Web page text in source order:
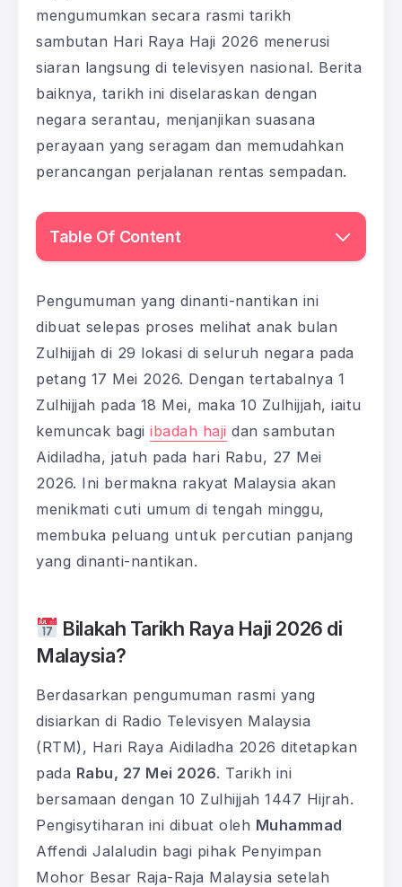
mengumumkan secara rasmi tarikh
sambutan Hari Raya Haji 2026 menerusi
siaran langsung di televisyen nasional. Berita
baiknya, tarikh ini diselaraskan dengan
negara serantau, menjanjikan suasana
perayaan yang seragam dan memudahkan
perancangan perjalanan rentas sempadan.
Table Of Content
Pengumuman yang dinanti-nantikan ini
dibuat selepas proses melihat anak bulan
Zulhijjah di 29 lokasi di seluruh negara pada
petang 17 Mei 2026. Dengan tertabalnya 1
Zulhijjah pada 18 Mei, maka 10 Zulhijjah, iaitu
kemuncak bagi ibadah haji dan sambutan
Aidiladha, jatuh pada hari Rabu, 27 Mei
2026. Ini bermakna rakyat Malaysia akan
menikmati cuti umum di tengah minggu,
membuka peluang untuk percutian panjang
yang dinanti-nantikan.
Bilakah Tarikh Raya Haji 2026 di
Malaysia?
Berdasarkan pengumuman rasmi yang
disiarkan di Radio Televisyen Malaysia
(RTM), Hari Raya Aidiladha 2026 ditetapkan
pada Rabu, 27 Mei 2026. Tarikh ini
bersamaan dengan 10 Zulhijjah 1447 Hijrah.
Pengisytiharan ini dibuat oleh Muhammad
Affendi Jalaludin bagi pihak Penyimpan
Mohor Besar Raja-Raja Malaysia setelah